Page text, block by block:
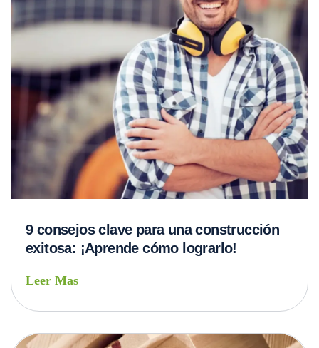
9 consejos clave para una construcción
exitosa: ¡Aprende cómo lograrlo!
Leer Mas